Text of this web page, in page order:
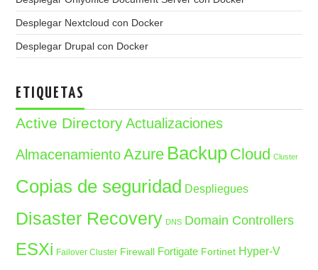
Desplegar Nextcloud con Docker
Desplegar Drupal con Docker
ETIQUETAS
Active Directory Actualizaciones
Almacenamiento Azure Backup Cloud Cluster
Copias de seguridad Despliegues
Disaster Recovery DNS Domain Controllers
ESXi Failover Cluster Firewall Fortigate Fortinet Hyper-V